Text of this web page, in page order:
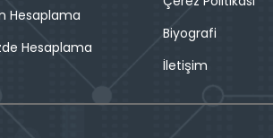
Hesaplama
Hesaplama
Biyografi
İletişim